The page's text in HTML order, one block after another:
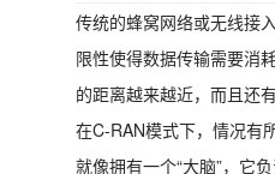
传统的蜂窝网络或无线接
限性使得数据传输需要消
的距离越来越近，而且还
在C-RAN模式下，情况有
就像拥有一个“大脑”，它